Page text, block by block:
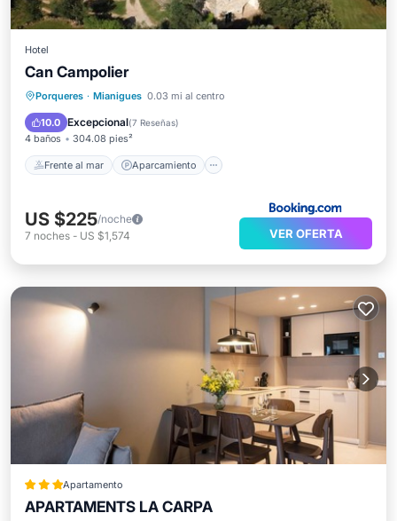
Hotel
Can Campolier
Porqueres · Mianigues 0.03 mi al centro
10.0 Excepcional(7 Reseñas)
4 baños 304.08 pies²
Frente al mar Aparcamiento
Frente al mar Aparcamiento
Vista al mar
US $225/noche
7 noches - US $1,574 VER OFERTA
Apartamento
APARTAMENTS LA CARPA